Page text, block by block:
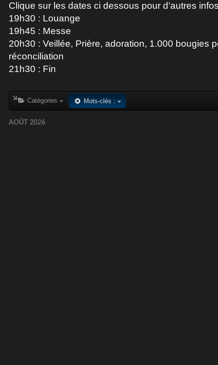
Clique sur les dates ci dessous pour d’autres
19h30 : Louange
19h45 : Messe
20h30 : Veillée, Prière, adoration, 1.000 bougies
réconciliation
21h30 : Fin
Catégories Mots-clés :
AOÛT 2026